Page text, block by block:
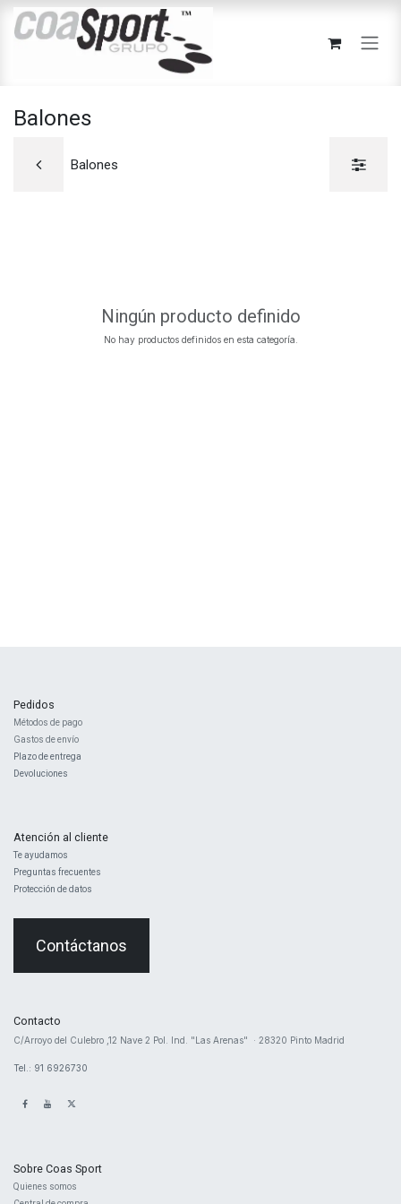
Ir al contenido
Balones
Balones
Ningún producto definido
No hay productos definidos en esta categoría.
Pedidos
Métodos de pago
Gastos de envío
Plazo de entrega
Devoluciones
Atención al cliente
Te ayudamos
Preguntas frecuentes
Protección de datos
Contáctanos
Contacto
​C/Arroyo del Culebro ,12 Nave 2 ​Pol. Ind. "Las Arenas" · 28320 Pinto Madrid
Tel.: 91 6926730
Sobre Coas Sport
Quienes ​somos